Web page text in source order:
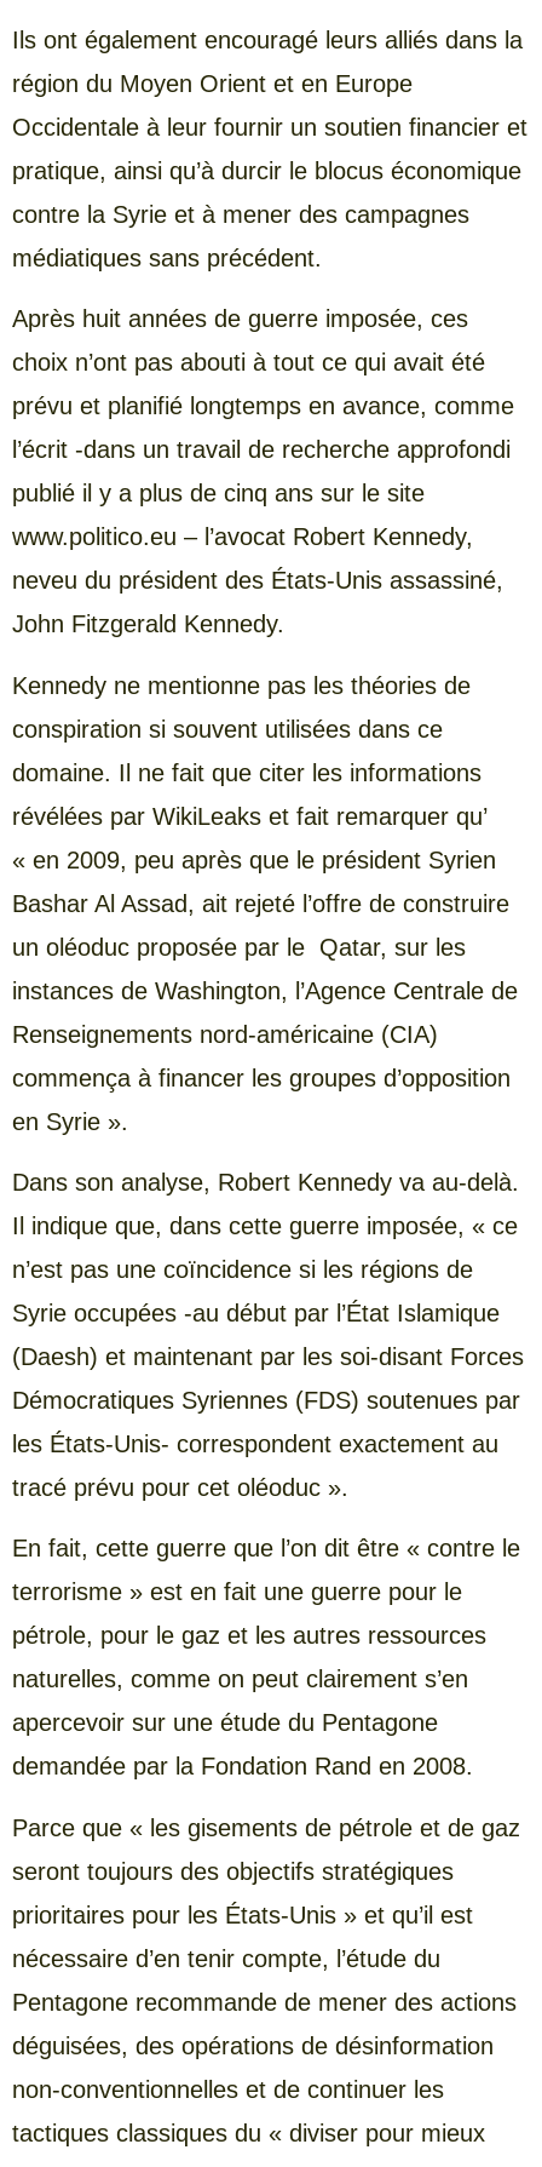
Ils ont également encouragé leurs alliés dans la
région du Moyen Orient et en Europe
Occidentale à leur fournir un soutien financier et
pratique, ainsi qu’à durcir le blocus économique
contre la Syrie et à mener des campagnes
médiatiques sans précédent.
Après huit années de guerre imposée, ces
choix n’ont pas abouti à tout ce qui avait été
prévu et planifié longtemps en avance, comme
l’écrit -dans un travail de recherche approfondi
publié il y a plus de cinq ans sur le site
www.politico.eu – l’avocat Robert Kennedy,
neveu du président des États-Unis assassiné,
John Fitzgerald Kennedy.
Kennedy ne mentionne pas les théories de
conspiration si souvent utilisées dans ce
domaine. Il ne fait que citer les informations
révélées par WikiLeaks et fait remarquer qu’
« en 2009, peu après que le président Syrien
Bashar Al Assad, ait rejeté l’offre de construire
un oléoduc proposée par le Qatar, sur les
instances de Washington, l’Agence Centrale de
Renseignements nord-américaine (CIA)
commença à financer les groupes d’opposition
en Syrie ».
Dans son analyse, Robert Kennedy va au-delà.
Il indique que, dans cette guerre imposée, « ce
n’est pas une coïncidence si les régions de
Syrie occupées -au début par l’État Islamique
(Daesh) et maintenant par les soi-disant Forces
Démocratiques Syriennes (FDS) soutenues par
les États-Unis- correspondent exactement au
tracé prévu pour cet oléoduc ».
En fait, cette guerre que l’on dit être « contre le
terrorisme » est en fait une guerre pour le
pétrole, pour le gaz et les autres ressources
naturelles, comme on peut clairement s’en
apercevoir sur une étude du Pentagone
demandée par la Fondation Rand en 2008.
Parce que « les gisements de pétrole et de gaz
seront toujours des objectifs stratégiques
prioritaires pour les États-Unis » et qu’il est
nécessaire d’en tenir compte, l’étude du
Pentagone recommande de mener des actions
déguisées, des opérations de désinformation
non-conventionnelles et de continuer les
tactiques classiques du « diviser pour mieux